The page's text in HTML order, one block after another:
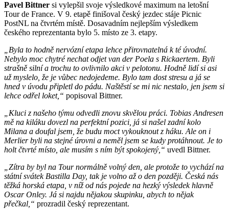
Pavel Bittner si vylepšil svoje výsledkové maximum na letošní
Tour de France. V 9. etapě finišoval český jezdec stáje Picnic
PostNL na čtvrtém místě. Dosavadním nejlepším výsledkem
českého reprezentanta bylo 5. místo ze 3. etapy.
„Byla to hodně nervózní etapa lehce přirovnatelná k té úvodní.
Nebylo moc chytré nechat odjet van der Poela s Rickaertem. Byli
strašně silní a trochu to ovlivnilo akci v pelotonu. Hodně lidí si asi
už myslelo, že je vůbec nedojedeme. Bylo tam dost stresu a já se
hned v úvodu připletl do pádu. Naštěstí se mi nic nestalo, jen jsem si
lehce odřel loket,“ popisoval Bittner.
„Kluci z našeho týmu odvedli znovu skvělou práci. Tobias Andresen
mě na kiláku dovezl na perfektní pozici, já si našel zadní kolo
Milana a doufal jsem, že budu moct vykouknout z háku. Ale on i
Merlier byli na stejné úrovni a neměl jsem se kudy protáhnout. Je to
holt čtvrté místo, ale musím s ním být spokojený,“ uvedl Bittner.
„Zítra by byl na Tour normálně volný den, ale protože to vychází na
státní svátek Bastilla Day, tak je volno až o den později. Česká nás
těžká horská etapa, v níž od nás pojede na hezký výsledek hlavně
Oscar Onley. Já si najdu nějakou skupinku, abych to nějak
přečkal,“ prozradil český reprezentant.